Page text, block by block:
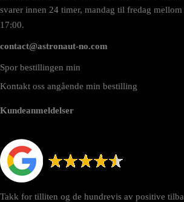
svarer innen 24 timer, mandag til fredag
17:00.
contact@astronaut-no.com
Spor bestillingen min
Kontakt oss angående min bestilling
Kundeanmeldelser
Takk for tilliten og de hundrevis av positive